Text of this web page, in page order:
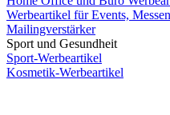
Werbeartikel für Events,
Mailingverstärker
Sport und Gesundheit
Sport-Werbeartikel
Kosmetik-Werbeartikel